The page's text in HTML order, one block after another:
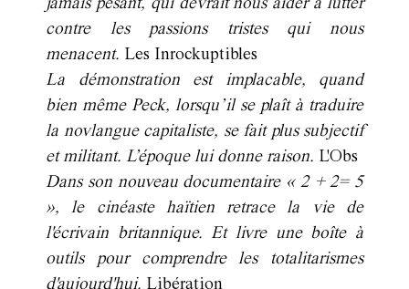
jamais pesant, qui devrait nous aider à lutter
contre les passions tristes qui nous
menacent. Les Inrockuptibles
La démonstration est implacable, quand
bien même Peck, lorsqu’il se plaît à traduire
la novlangue capitaliste, se fait plus subjectif
et militant. L’époque lui donne raison. L'Obs
Dans son nouveau documentaire « 2 + 2= 5
», le cinéaste haïtien retrace la vie de
l'écrivain britannique. Et livre une boîte à
outils pour comprendre les totalitarismes
d'aujourd'hui. Libération